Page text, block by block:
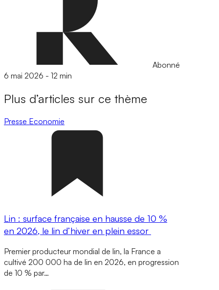
Abonné
6 mai 2026 - 12 min
Plus d’articles sur ce thème
Presse Economie
Lin : surface française en hausse de 10 %
en 2026, le lin d’hiver en plein essor
Premier producteur mondial de lin, la France a
cultivé 200 000 ha de lin en 2026, en progression
de 10 % par…